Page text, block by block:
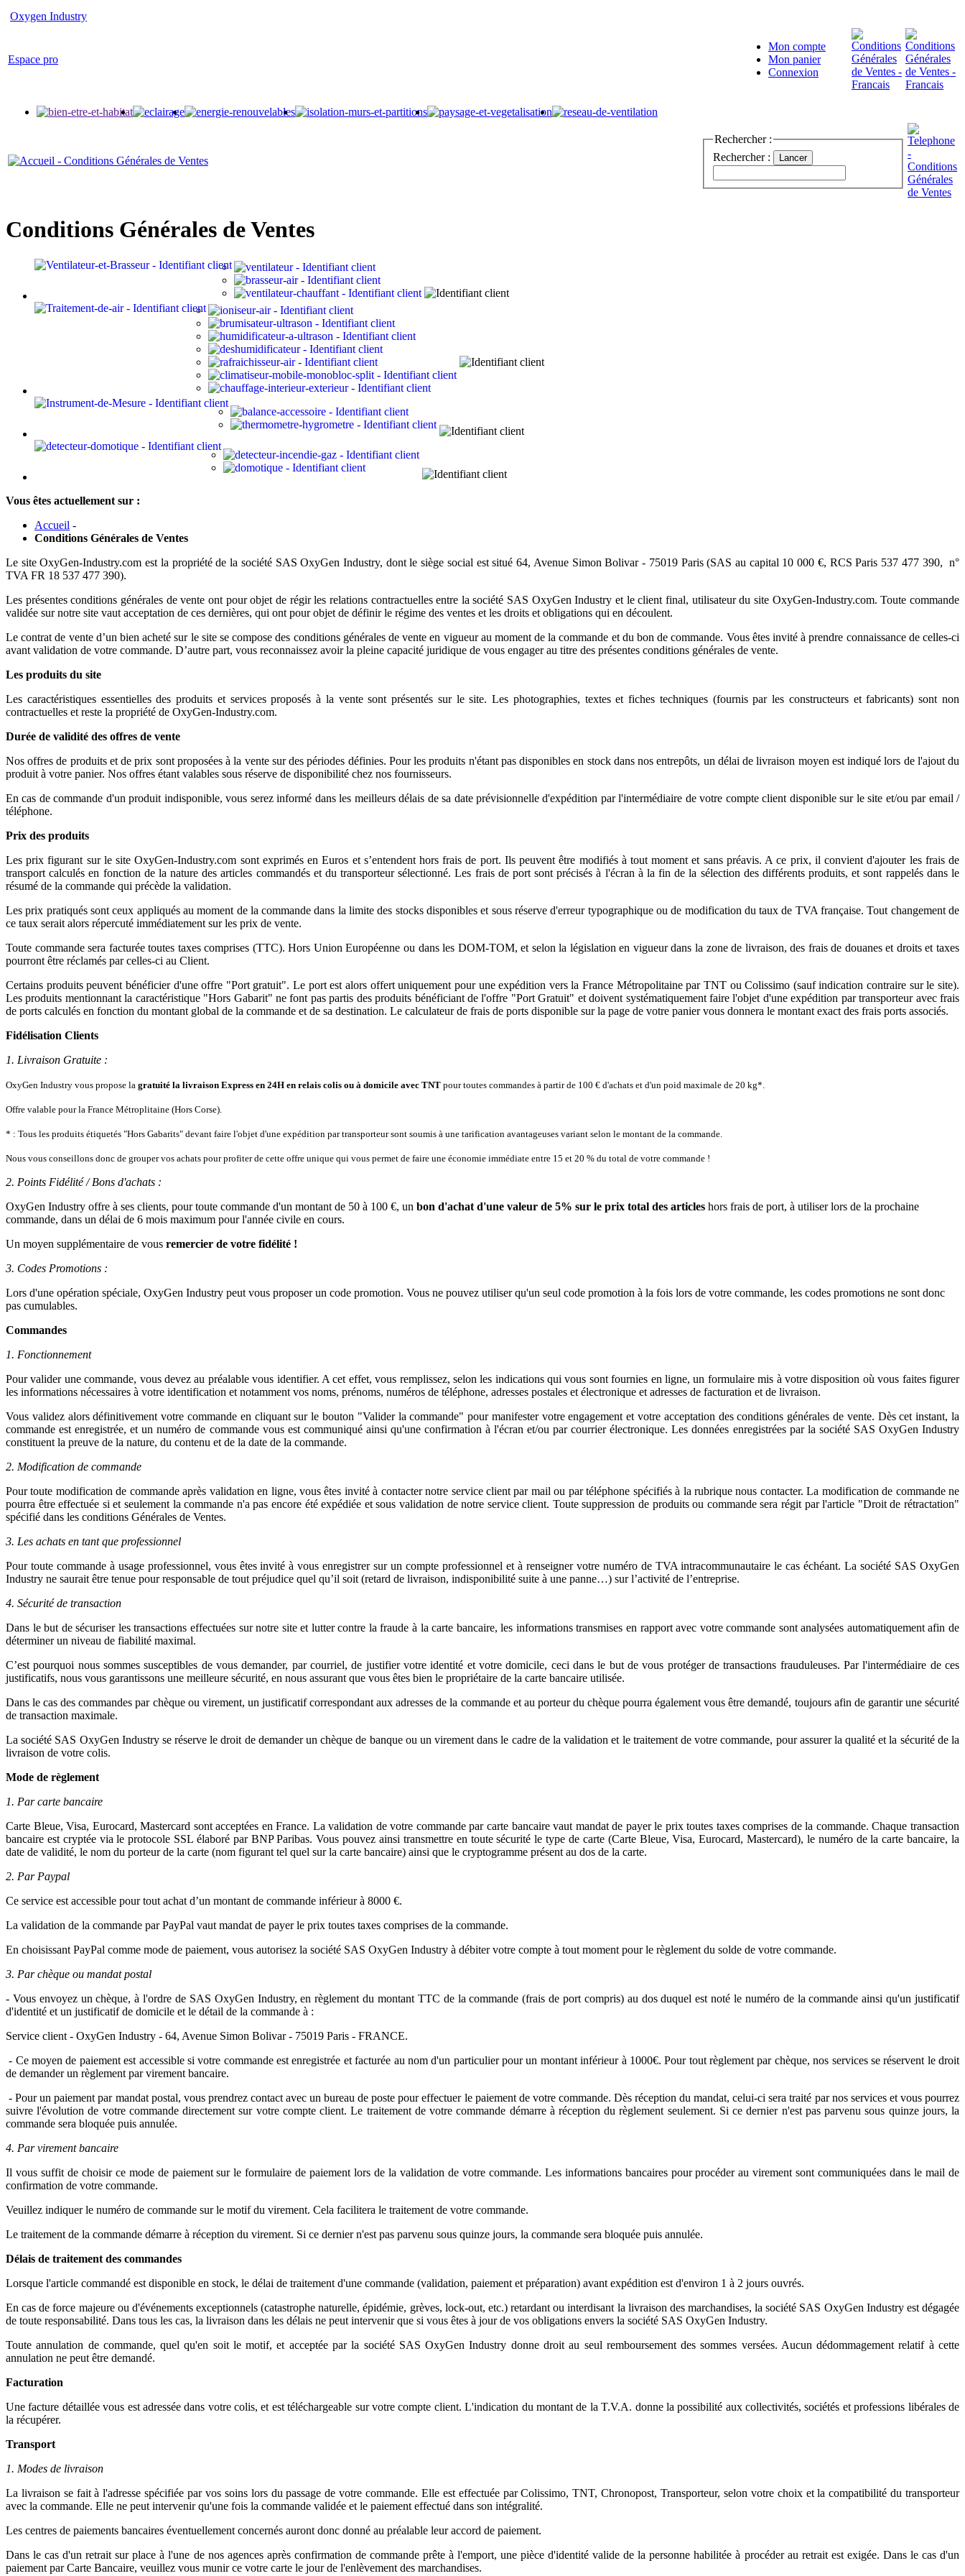
Oxygen Industry
Espace pro
Mon compte
Mon panier
Connexion
Rechercher :
Rechercher :
Lancer
Conditions Générales de Ventes
Vous êtes actuellement sur :
Accueil -
Conditions Générales de Ventes
Le site OxyGen-Industry.com est la propriété de la société SAS OxyGen Industry, dont le siège social est situé 64, Avenue Simon Bolivar - 75019 Paris (SAS au capital 10 000 €, RCS Paris 537 477 390, n°
TVA FR 18 537 477 390).
Les présentes conditions générales de vente ont pour objet de régir les relations contractuelles entre la société SAS OxyGen Industry et le client final, utilisateur du site OxyGen-Industry.com. Toute commande
validée sur notre site vaut acceptation de ces dernières, qui ont pour objet de définir le régime des ventes et les droits et obligations qui en découlent.
Le contrat de vente d’un bien acheté sur le site se compose des conditions générales de vente en vigueur au moment de la commande et du bon de commande. Vous êtes invité à prendre connaissance de celles-ci
avant validation de votre commande. D’autre part, vous reconnaissez avoir la pleine capacité juridique de vous engager au titre des présentes conditions générales de vente.
Les produits du site
Les caractéristiques essentielles des produits et services proposés à la vente sont présentés sur le site. Les photographies, textes et fiches techniques (fournis par les constructeurs et fabricants) sont non
contractuelles et reste la propriété de OxyGen-Industry.com.
Durée de validité des offres de vente
Nos offres de produits et de prix sont proposées à la vente sur des périodes définies. Pour les produits n'étant pas disponibles en stock dans nos entrepôts, un délai de livraison moyen est indiqué lors de l'ajout du
produit à votre panier. Nos offres étant valables sous réserve de disponibilité chez nos fournisseurs.
En cas de commande d'un produit indisponible, vous serez informé dans les meilleurs délais de sa date prévisionnelle d'expédition par l'intermédiaire de votre compte client disponible sur le site et/ou par email /
téléphone.
Prix des produits
Les prix figurant sur le site OxyGen-Industry.com sont exprimés en Euros et s’entendent hors frais de port. Ils peuvent être modifiés à tout moment et sans préavis. A ce prix, il convient d'ajouter les frais de
transport calculés en fonction de la nature des articles commandés et du transporteur sélectionné. Les frais de port sont précisés à l'écran à la fin de la sélection des différents produits, et sont rappelés dans le
résumé de la commande qui précède la validation.
Les prix pratiqués sont ceux appliqués au moment de la commande dans la limite des stocks disponibles et sous réserve d'erreur typographique ou de modification du taux de TVA française. Tout changement de
ce taux serait alors répercuté immédiatement sur les prix de vente.
Toute commande sera facturée toutes taxes comprises (TTC). Hors Union Européenne ou dans les DOM-TOM, et selon la législation en vigueur dans la zone de livraison, des frais de douanes et droits et taxes
pourront être réclamés par celles-ci au Client.
Certains produits peuvent bénéficier d'une offre "Port gratuit". Le port est alors offert uniquement pour une expédition vers la France Métropolitaine par TNT ou Colissimo (sauf indication contraire sur le site).
Les produits mentionnant la caractéristique "Hors Gabarit" ne font pas partis des produits bénéficiant de l'offre "Port Gratuit" et doivent systématiquement faire l'objet d'une expédition par transporteur avec frais
de ports calculés en fonction du montant global de la commande et de sa destination. Le calculateur de frais de ports disponible sur la page de votre panier vous donnera le montant exact des frais ports associés.
Fidélisation Clients
1. Livraison Gratuite :
OxyGen Industry vous propose la gratuité la livraison Express en 24H en relais colis ou à domicile avec TNT pour toutes commandes à partir de 100 € d'achats et d'un poid maximale de 20 kg*.
Offre valable pour la France Métroplitaine (Hors Corse).
* : Tous les produits étiquetés "Hors Gabarits" devant faire l'objet d'une expédition par transporteur sont soumis à une tarification avantageuses variant selon le montant de la commande.
Nous vous conseillons donc de grouper vos achats pour profiter de cette offre unique qui vous permet de faire une économie immédiate entre 15 et 20 % du total de votre commande !
2. Points Fidélité / Bons d'achats :
OxyGen Industry offre à ses clients, pour toute commande d'un montant de 50 à 100 €, un bon d'achat d'une valeur de 5% sur le prix total des articles hors frais de port, à utiliser lors de la prochaine
commande, dans un délai de 6 mois maximum pour l'année civile en cours.
Un moyen supplémentaire de vous remercier de votre fidélité !
3. Codes Promotions :
Lors d'une opération spéciale, OxyGen Industry peut vous proposer un code promotion. Vous ne pouvez utiliser qu'un seul code promotion à la fois lors de votre commande, les codes promotions ne sont donc
pas cumulables.
Commandes
1. Fonctionnement
Pour valider une commande, vous devez au préalable vous identifier. A cet effet, vous remplissez, selon les indications qui vous sont fournies en ligne, un formulaire mis à votre disposition où vous faites figurer
les informations nécessaires à votre identification et notamment vos noms, prénoms, numéros de téléphone, adresses postales et électronique et adresses de facturation et de livraison.
Vous validez alors définitivement votre commande en cliquant sur le bouton "Valider la commande" pour manifester votre engagement et votre acceptation des conditions générales de vente. Dès cet instant, la
commande est enregistrée, et un numéro de commande vous est communiqué ainsi qu'une confirmation à l'écran et/ou par courrier électronique. Les données enregistrées par la société SAS OxyGen Industry
constituent la preuve de la nature, du contenu et de la date de la commande.
2. Modification de commande
Pour toute modification de commande après validation en ligne, vous êtes invité à contacter notre service client par mail ou par téléphone spécifiés à la rubrique nous contacter. La modification de commande ne
pourra être effectuée si et seulement la commande n'a pas encore été expédiée et sous validation de notre service client. Toute suppression de produits ou commande sera régit par l'article "Droit de rétractation"
spécifié dans les conditions Générales de Ventes.
3. Les achats en tant que professionnel
Pour toute commande à usage professionnel, vous êtes invité à vous enregistrer sur un compte professionnel et à renseigner votre numéro de TVA intracommunautaire le cas échéant. La société SAS OxyGen
Industry ne saurait être tenue pour responsable de tout préjudice quel qu’il soit (retard de livraison, indisponibilité suite à une panne…) sur l’activité de l’entreprise.
4. Sécurité de transaction
Dans le but de sécuriser les transactions effectuées sur notre site et lutter contre la fraude à la carte bancaire, les informations transmises en rapport avec votre commande sont analysées automatiquement afin de
déterminer un niveau de fiabilité maximal.
C’est pourquoi nous sommes susceptibles de vous demander, par courriel, de justifier votre identité et votre domicile, ceci dans le but de vous protéger de transactions frauduleuses. Par l'intermédiaire de ces
justificatifs, nous vous garantissons une meilleure sécurité, en nous assurant que vous êtes bien le propriétaire de la carte bancaire utilisée.
Dans le cas des commandes par chèque ou virement, un justificatif correspondant aux adresses de la commande et au porteur du chèque pourra également vous être demandé, toujours afin de garantir une sécurité
de transaction maximale.
La société SAS OxyGen Industry se réserve le droit de demander un chèque de banque ou un virement dans le cadre de la validation et le traitement de votre commande, pour assurer la qualité et la sécurité de la
livraison de votre colis.
Mode de règlement
1. Par carte bancaire
Carte Bleue, Visa, Eurocard, Mastercard sont acceptées en France. La validation de votre commande par carte bancaire vaut mandat de payer le prix toutes taxes comprises de la commande. Chaque transaction
bancaire est cryptée via le protocole SSL élaboré par BNP Paribas. Vous pouvez ainsi transmettre en toute sécurité le type de carte (Carte Bleue, Visa, Eurocard, Mastercard), le numéro de la carte bancaire, la
date de validité, le nom du porteur de la carte (nom figurant tel quel sur la carte bancaire) ainsi que le cryptogramme présent au dos de la carte.
2. Par Paypal
Ce service est accessible pour tout achat d’un montant de commande inférieur à 8000 €.
La validation de la commande par PayPal vaut mandat de payer le prix toutes taxes comprises de la commande.
En choisissant PayPal comme mode de paiement, vous autorisez la société SAS OxyGen Industry à débiter votre compte à tout moment pour le règlement du solde de votre commande.
3. Par chèque ou mandat postal
- Vous envoyez un chèque, à l'ordre de SAS OxyGen Industry, en règlement du montant TTC de la commande (frais de port compris) au dos duquel est noté le numéro de la commande ainsi qu'un justificatif
d'identité et un justificatif de domicile et le détail de la commande à :
Service client - OxyGen Industry - 64, Avenue Simon Bolivar - 75019 Paris - FRANCE.
- Ce moyen de paiement est accessible si votre commande est enregistrée et facturée au nom d'un particulier pour un montant inférieur à 1000€. Pour tout règlement par chèque, nos services se réservent le droit
de demander un règlement par virement bancaire.
- Pour un paiement par mandat postal, vous prendrez contact avec un bureau de poste pour effectuer le paiement de votre commande. Dès réception du mandat, celui-ci sera traité par nos services et vous pourrez
suivre l'évolution de votre commande directement sur votre compte client. Le traitement de votre commande démarre à réception du règlement seulement. Si ce dernier n'est pas parvenu sous quinze jours, la
commande sera bloquée puis annulée.
4. Par virement bancaire
Il vous suffit de choisir ce mode de paiement sur le formulaire de paiement lors de la validation de votre commande. Les informations bancaires pour procéder au virement sont communiquées dans le mail de
confirmation de votre commande.
Veuillez indiquer le numéro de commande sur le motif du virement. Cela facilitera le traitement de votre commande.
Le traitement de la commande démarre à réception du virement. Si ce dernier n'est pas parvenu sous quinze jours, la commande sera bloquée puis annulée.
Délais de traitement des commandes
Lorsque l'article commandé est disponible en stock, le délai de traitement d'une commande (validation, paiement et préparation) avant expédition est d'environ 1 à 2 jours ouvrés.
En cas de force majeure ou d'événements exceptionnels (catastrophe naturelle, épidémie, grèves, lock-out, etc.) retardant ou interdisant la livraison des marchandises, la société SAS OxyGen Industry est dégagée
de toute responsabilité. Dans tous les cas, la livraison dans les délais ne peut intervenir que si vous êtes à jour de vos obligations envers la société SAS OxyGen Industry.
Toute annulation de commande, quel qu'en soit le motif, et acceptée par la société SAS OxyGen Industry donne droit au seul remboursement des sommes versées. Aucun dédommagement relatif à cette
annulation ne peut être demandé.
Facturation
Une facture détaillée vous est adressée dans votre colis, et est téléchargeable sur votre compte client. L'indication du montant de la T.V.A. donne la possibilité aux collectivités, sociétés et professions libérales de
la récupérer.
Transport
1. Modes de livraison
La livraison se fait à l'adresse spécifiée par vos soins lors du passage de votre commande. Elle est effectuée par Colissimo, TNT, Chronopost, Transporteur, selon votre choix et la compatibilité du transporteur
avec la commande. Elle ne peut intervenir qu'une fois la commande validée et le paiement effectué dans son intégralité.
Les centres de paiements bancaires éventuellement concernés auront donc donné au préalable leur accord de paiement.
Dans le cas d'un retrait sur place à l'une de nos agences après confirmation de commande prête à l'emport, une pièce d'identité valide de la personne habilitée à procéder au retrait est exigée. Dans le cas d'un
paiement par Carte Bancaire, veuillez vous munir ce votre carte le jour de l'enlèvement des marchandises.